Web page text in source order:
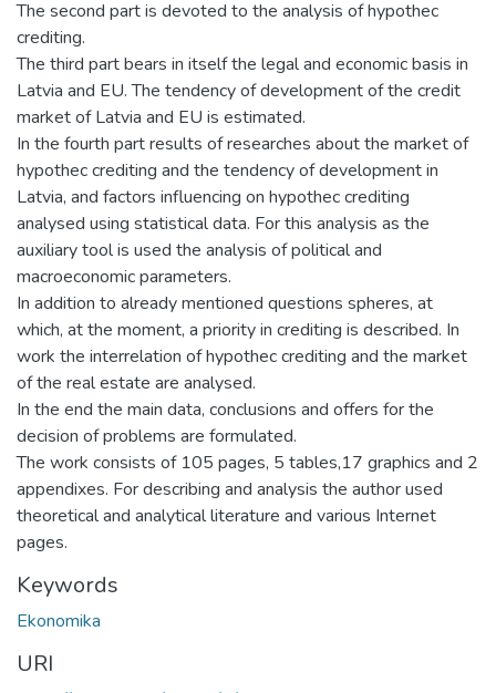
The second part is devoted to the analysis of hypothec
crediting.
The third part bears in itself the legal and economic basis in
Latvia and EU. The tendency of development of the credit
market of Latvia and EU is estimated.
In the fourth part results of researches about the market of
hypothec crediting and the tendency of development in
Latvia, and factors influencing on hypothec crediting
analysed using statistical data. For this analysis as the
auxiliary tool is used the analysis of political and
macroeconomic parameters.
In addition to already mentioned questions spheres, at
which, at the moment, a priority in crediting is described. In
work the interrelation of hypothec crediting and the market
of the real estate are analysed.
In the end the main data, conclusions and offers for the
decision of problems are formulated.
The work consists of 105 pages, 5 tables,17 graphics and 2
appendixes. For describing and analysis the author used
theoretical and analytical literature and various Internet
pages.
Keywords
Ekonomika
URI